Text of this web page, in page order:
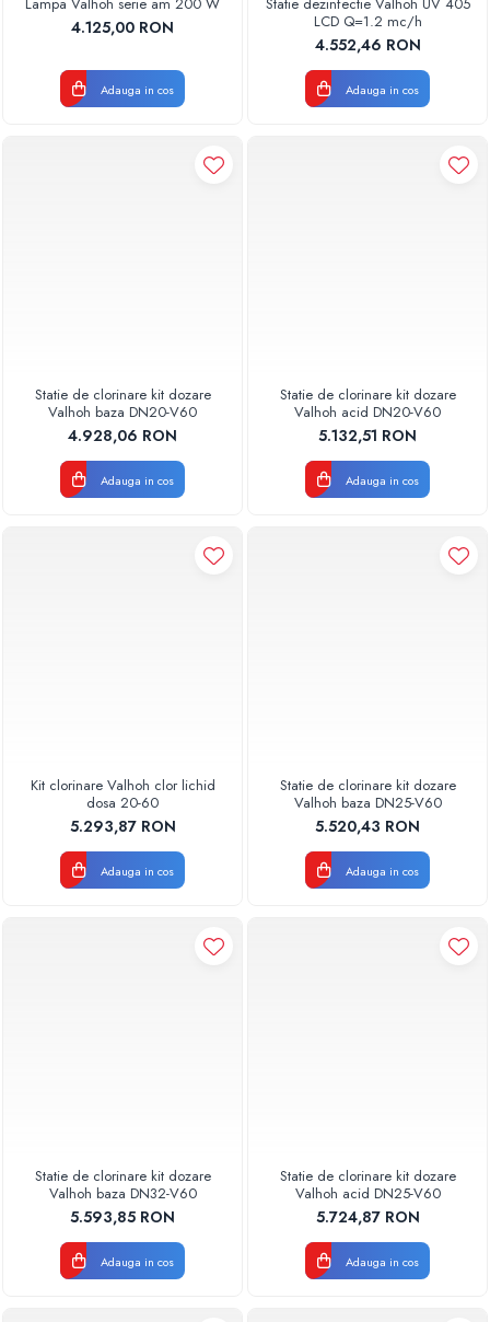
4.125,00 RON
Adauga in cos
LCD Q=1.2 mc/h
4.552,46 RON
Adauga in cos
Statie de clorinare kit dozare
Valhoh baza DN20-V60
4.928,06 RON
Adauga in cos
Statie de clorinare kit dozare
Valhoh acid DN20-V60
5.132,51 RON
Adauga in cos
Kit clorinare Valhoh clor lichid
dosa 20-60
5.293,87 RON
Adauga in cos
Statie de clorinare kit dozare
Valhoh baza DN25-V60
5.520,43 RON
Adauga in cos
Statie de clorinare kit dozare
Valhoh baza DN32-V60
5.593,85 RON
Adauga in cos
Statie de clorinare kit dozare
Valhoh acid DN25-V60
5.724,87 RON
Adauga in cos